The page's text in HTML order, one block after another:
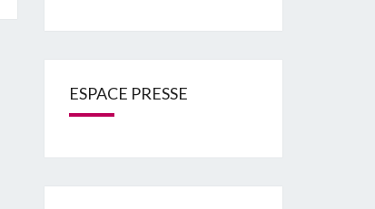
ESPACE PRESSE